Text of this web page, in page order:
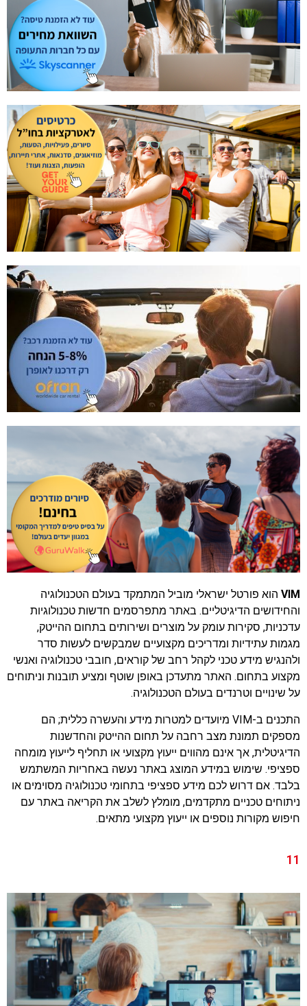
VIM הוא פורטל ישראלי מוביל המתמקד בעולם הטכנולוגיה
והחידושים הדיגיטליים. באתר מתפרסמים חדשות טכנולוגיות
עדכניות, סקירות עומק על מוצרים ושירותים בתחום ההייטק,
מגמות עתידיות ומדריכים מקצועיים שמבקשים לעשות סדר
ולהנגיש מידע טכני לקהל רחב של קוראים, חובבי טכנולוגיה ואנשי
מקצוע בתחום. האתר מתעדכן באופן שוטף ומציע תובנות וניתוחים
על שינויים וטרנדים בעולם הטכנולוגיה.
התכנים ב-VIM מיועדים למטרות מידע והעשרה כללית; הם
מספקים תמונת מצב רחבה על תחום ההייטק והחדשנות
הדיגיטלית, אך אינם מהווים ייעוץ מקצועי או תחליף לייעוץ מומחה
ספציפי. שימוש במידע המוצג באתר נעשה באחריות המשתמש
בלבד. אם דרוש לכם מידע ספציפי בתחומי טכנולוגיה מסוימים או
ניתוחים טכניים מתקדמים, מומלץ לשלב את הקריאה באתר עם
חיפוש מקורות נוספים או ייעוץ מקצועי מתאים.
11